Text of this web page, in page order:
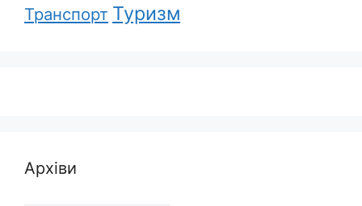
Транспорт Туризм
Архіви